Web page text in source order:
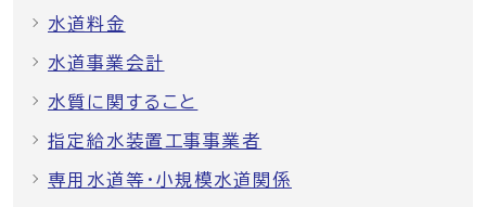
水道料金
水道事業会計
水質に関すること
指定給水装置工事事業者
専用水道等・小規模水道関係